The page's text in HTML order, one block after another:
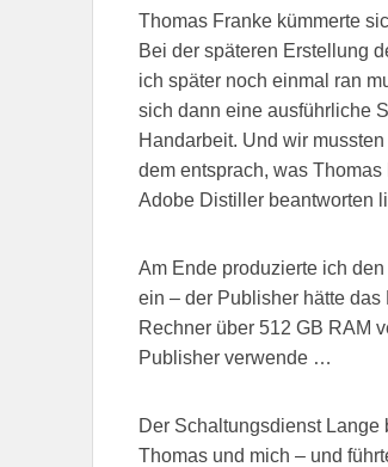
Thomas Franke kümmerte
Bei der späteren Erstellung
ich später noch einmal ran
sich dann eine ausführliche
Handarbeit. Und wir
dem entsprach, was
Adobe Distiller beantworten
Am Ende produzierte ich
ein – der Publisher hätte
Rechner über 512 GB RAM
Publisher verwende …
Der Schaltungsdienst Lange
Thomas und mich – und